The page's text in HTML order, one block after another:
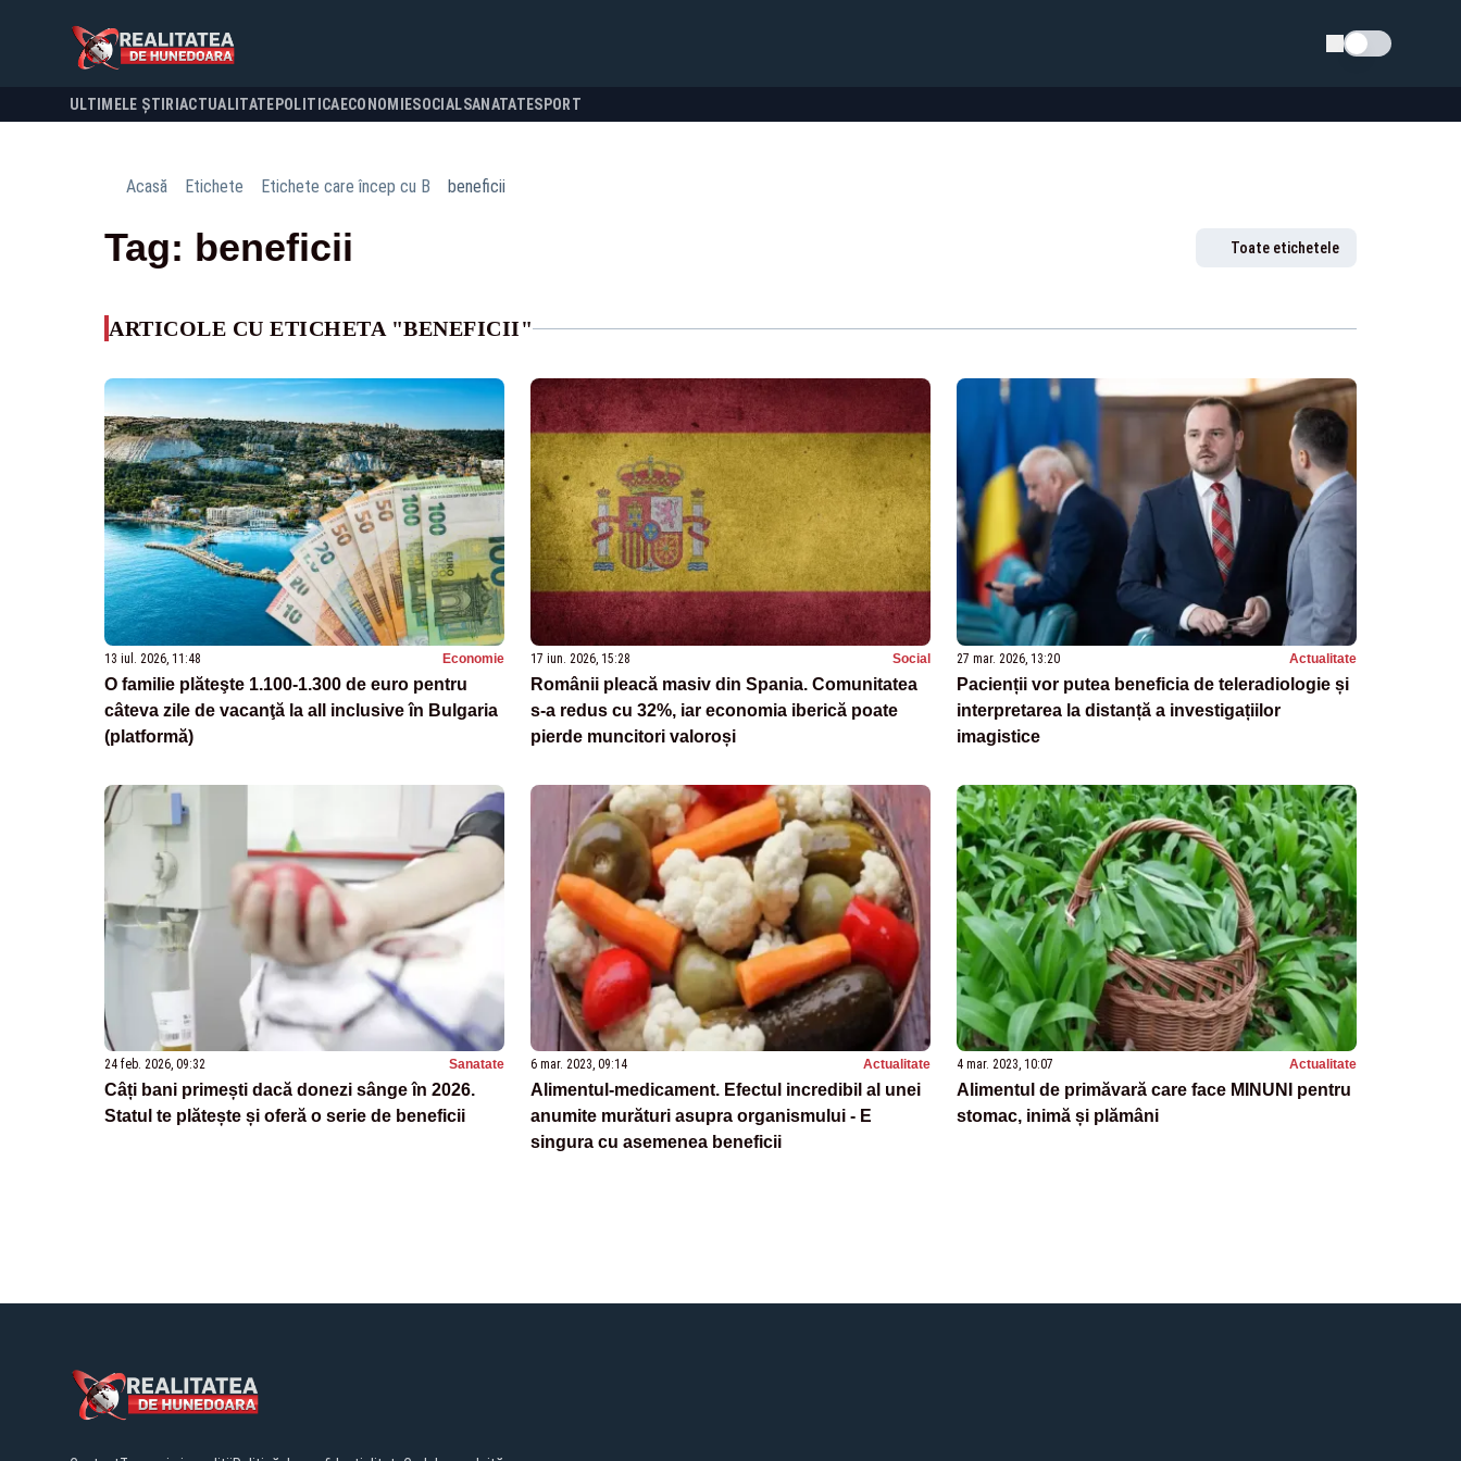
Schimba tema
ULTIMELE ȘTIRI ACTUALITATE POLITICA ECONOMIESOCIALSANATATESPORT
Acasă Etichete Etichete care încep cu B beneficii
Tag: beneficii Toate etichetele
ARTICOLE CU ETICHETA "BENEFICII"
13 iul. 2026, 11:48 Economie
O familie plăteşte 1.100-1.300 de euro pentru
câteva zile de vacanţă la all inclusive în Bulgaria
(platformă)
17 iun. 2026, 15:28 Social
Românii pleacă masiv din Spania. Comunitatea
s-a redus cu 32%, iar economia iberică poate
pierde muncitori valoroși
27 mar. 2026, 13:20 Actualitate
Pacienții vor putea beneficia de teleradiologie și
interpretarea la distanță a investigațiilor
imagistice
24 feb. 2026, 09:32 Sanatate
Câți bani primești dacă donezi sânge în 2026.
Statul te plătește și oferă o serie de beneficii
6 mar. 2023, 09:14 Actualitate
Alimentul-medicament. Efectul incredibil al unei
anumite murături asupra organismului - E
singura cu asemenea beneficii
4 mar. 2023, 10:07 Actualitate
Alimentul de primăvară care face MINUNI pentru
stomac, inimă și plămâni